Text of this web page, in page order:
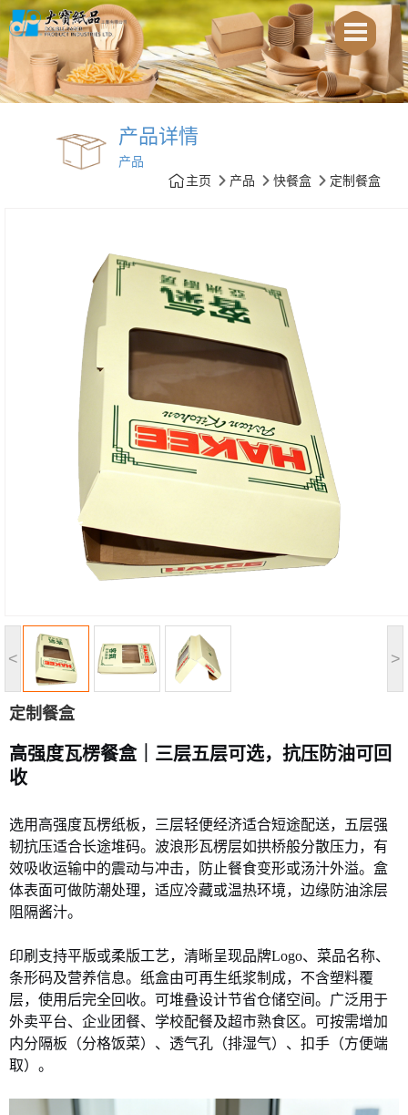
产品详情
产品
主页
产品 快餐盒 定制餐盒
< >
定制餐盒
高强度瓦楞餐盒｜三层五层可选，抗压防油可回
收
选用高强度瓦楞纸板，三层轻便经济适合短途配送，五层强
韧抗压适合长途堆码。波浪形瓦楞层如拱桥般分散压力，有
效吸收运输中的震动与冲击，防止餐食变形或汤汁外溢。盒
体表面可做防潮处理，适应冷藏或温热环境，边缘防油涂层
阻隔酱汁。
印刷支持平版或柔版工艺，清晰呈现品牌Logo、菜品名称、
条形码及营养信息。纸盒由可再生纸浆制成，不含塑料覆
层，使用后完全回收。可堆叠设计节省仓储空间。广泛用于
外卖平台、企业团餐、学校配餐及超市熟食区。可按需增加
内分隔板（分格饭菜）、透气孔（排湿气）、扣手（方便端
取）。